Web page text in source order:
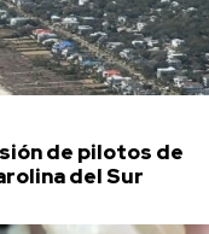
de pilotos de
del Sur